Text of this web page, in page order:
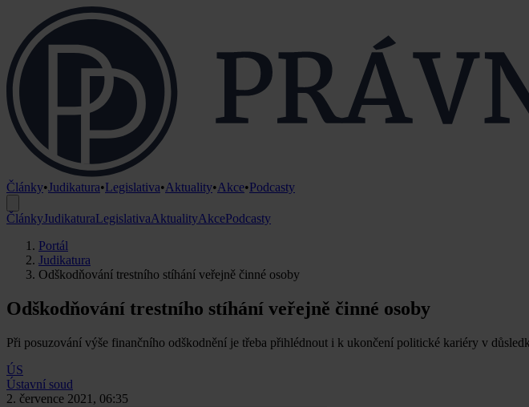
Články•Judikatura•Legislativa•Aktuality•Akce•Podcasty
ČlánkyJudikaturaLegislativaAktualityAkcePodcasty
Portál
Judikatura
Odškodňování trestního stíhání veřejně činné osoby
Odškodňování trestního stíhání veřejně činné osoby
Při posuzování výše finančního odškodnění je třeba přihlédnout i k ukončení politické kariéry v
ÚS
Ústavní soud
2. července 2021, 06:35